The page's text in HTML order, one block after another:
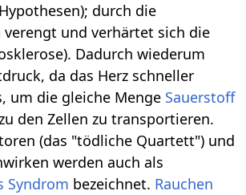
durch die
und verhärtet sich die
Dadurch wiederum
da das Herz schneller
um die gleiche Menge Sauerstoff
den Zellen zu transportieren.
(das "tödliche Quartett") und
werden auch als
Syndrom bezeichnet. Rauchen